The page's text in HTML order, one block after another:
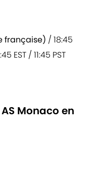
française) / 18:45
EST / 11:45 PST
Monaco en